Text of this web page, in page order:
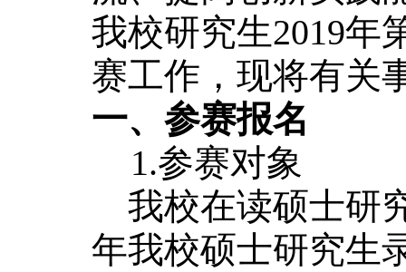
我校研究生2019年
赛工作，现将有关
一、参赛报名
1.参赛对象
我校在读硕士研
年我校硕士研究生